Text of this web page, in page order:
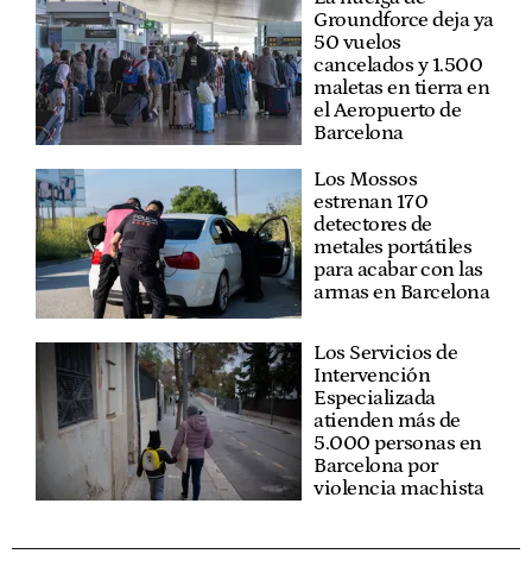
Groundforce deja ya
50 vuelos
cancelados y 1.500
maletas en tierra en
el Aeropuerto de
Barcelona
Los Mossos
estrenan 170
detectores de
metales portátiles
para acabar con las
armas en Barcelona
Los Servicios de
Intervención
Especializada
atienden más de
5.000 personas en
Barcelona por
violencia machista